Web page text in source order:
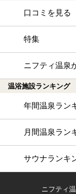
口コミを見る
特集
ニフティ温泉
温浴施設ランキング
年間温泉ラン
月間温泉ラン
サウナランキ
ニフティ